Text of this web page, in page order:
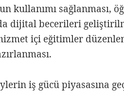
kullanımı sağlanması,
dijital becerileri
içi eğitimler
iş gücü piyasasına